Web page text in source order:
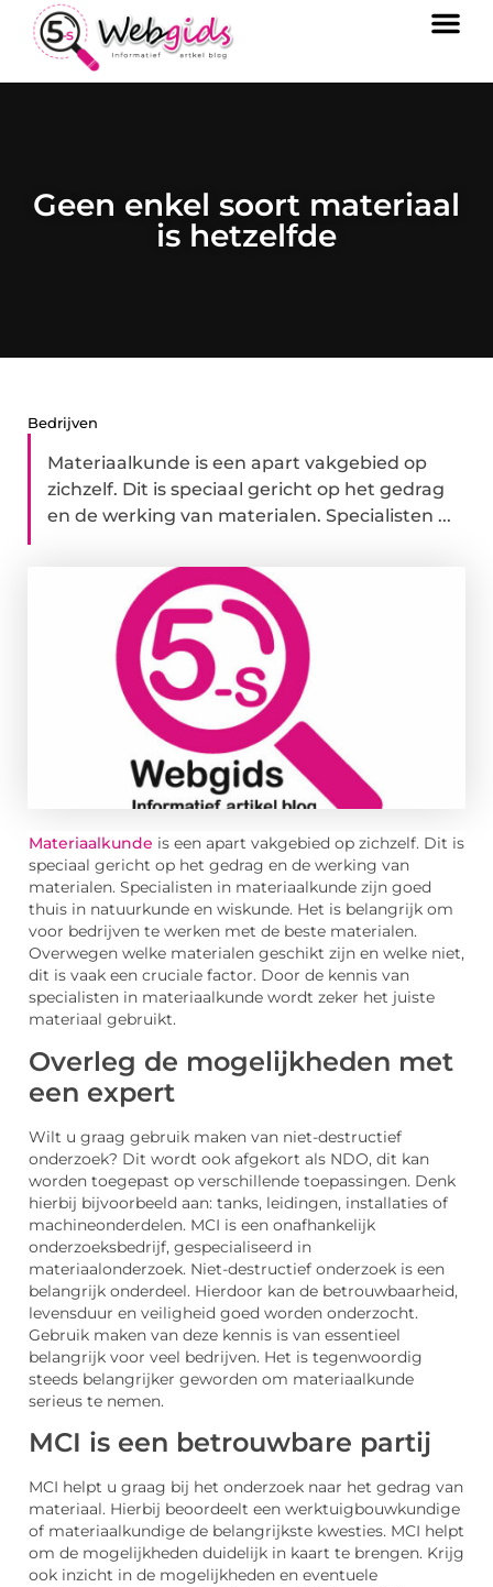
Geen enkel soort materiaal
is hetzelfde
Bedrijven
Materiaalkunde is een apart vakgebied op
zichzelf. Dit is speciaal gericht op het gedrag
en de werking van materialen. Specialisten ...
Materiaalkunde is een apart vakgebied op zichzelf. Dit is
speciaal gericht op het gedrag en de werking van
materialen. Specialisten in materiaalkunde zijn goed
thuis in natuurkunde en wiskunde. Het is belangrijk om
voor bedrijven te werken met de beste materialen.
Overwegen welke materialen geschikt zijn en welke niet,
dit is vaak een cruciale factor. Door de kennis van
specialisten in materiaalkunde wordt zeker het juiste
materiaal gebruikt.
Overleg de mogelijkheden met
een expert
Wilt u graag gebruik maken van niet-destructief
onderzoek? Dit wordt ook afgekort als NDO, dit kan
worden toegepast op verschillende toepassingen. Denk
hierbij bijvoorbeeld aan: tanks, leidingen, installaties of
machineonderdelen. MCI is een onafhankelijk
onderzoeksbedrijf, gespecialiseerd in
materiaalonderzoek. Niet-destructief onderzoek is een
belangrijk onderdeel. Hierdoor kan de betrouwbaarheid,
levensduur en veiligheid goed worden onderzocht.
Gebruik maken van deze kennis is van essentieel
belangrijk voor veel bedrijven. Het is tegenwoordig
steeds belangrijker geworden om materiaalkunde
serieus te nemen.
MCI is een betrouwbare partij
MCI helpt u graag bij het onderzoek naar het gedrag van
materiaal. Hierbij beoordeelt een werktuigbouwkundige
of materiaalkundige de belangrijkste kwesties. MCI helpt
om de mogelijkheden duidelijk in kaart te brengen. Krijg
ook inzicht in de mogelijkheden en eventuele